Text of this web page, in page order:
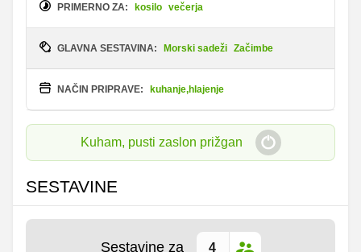
PRIMERNO ZA: kosilo večerja
GLAVNA SESTAVINA: Morski sadeži Začimbe
NAČIN PRIPRAVE: kuhanje,hlajenje
Kuham, pusti zaslon prižgan
SESTAVINE
Sestavine za